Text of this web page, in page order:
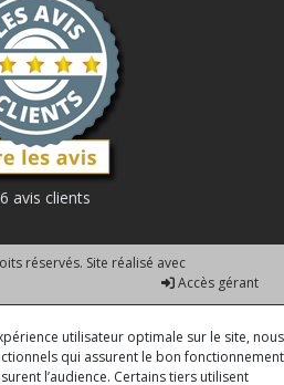
avis clients
réservés. Site réalisé avec
Accès gérant
utilisateur optimale sur le site, nous
qui assurent le bon fonctionnement
l’audience. Certains tiers utilisent